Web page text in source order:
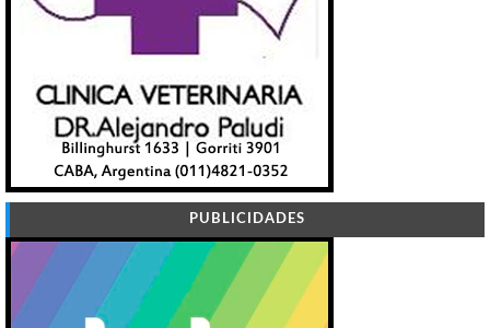
PUBLICIDADES